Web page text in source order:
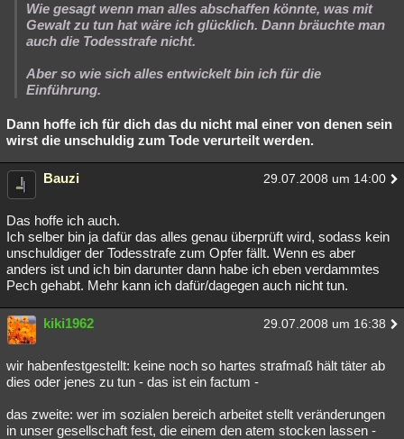
Wie gesagt wenn man alles abschaffen könnte, was mit
Gewalt zu tun hat wäre ich glücklich. Dann bräuchte man
auch die Todesstrafe nicht.
Aber so wie sich alles entwickelt bin ich für die
Einführung.
Dann hoffe ich für dich das du nicht mal einer von denen sein
wirst die unschuldig zum Tode verurteilt werden.
Bauzi 29.07.2008 um 14:00
Das hoffe ich auch.
Ich selber bin ja dafür das alles genau überprüft wird, sodass kein
unschuldiger der Todesstrafe zum Opfer fällt. Wenn es aber
anders ist und ich bin darunter dann habe ich eben verdammtes
Pech gehabt. Mehr kann ich dafür/dagegen auch nicht tun.
kiki1962 29.07.2008 um 16:38
wir habenfestgestellt: keine noch so hartes strafmaß hält täter ab
dies oder jenes zu tun - das ist ein factum -
das zweite: wer im sozialen bereich arbeitet stellt veränderungen
in unser gesellschaft fest, die einem den atem stocken lassen -